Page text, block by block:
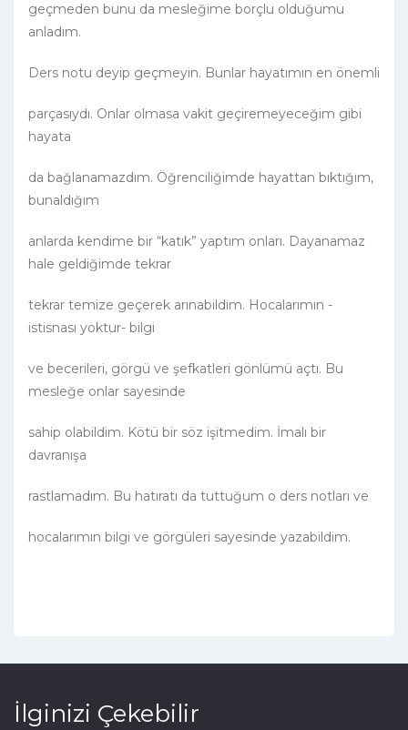
geçmeden bunu da mesleğime borçlu olduğumu
anladım.
Ders notu deyip geçmeyin. Bunlar hayatımın en önemli
parçasıydı. Onlar olmasa vakit geçiremeyeceğim gibi
hayata
da bağlanamazdım. Öğrenciliğimde hayattan bıktığım,
bunaldığım
anlarda kendime bir “katık” yaptım onları. Dayanamaz
hale geldiğimde tekrar
tekrar temize geçerek arınabildim. Hocalarımın -
istisnası yoktur- bilgi
ve becerileri, görgü ve şefkatleri gönlümü açtı. Bu
mesleğe onlar sayesinde
sahip olabildim. Kötü bir söz işitmedim. İmalı bir
davranışa
rastlamadım. Bu hatıratı da tuttuğum o ders notları ve
hocalarımın bilgi ve görgüleri sayesinde yazabildim.
İlginizi Çekebilir